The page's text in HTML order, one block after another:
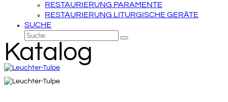
RESTAURIERUNG PARAMENTE
RESTAURIERUNG LITURGISCHE GERÄTE
SUCHE
Suche
Senden
Katalog